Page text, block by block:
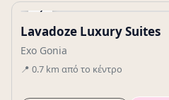
‹
Gallery
Lavadoze Luxury Suites
Exo Gonia
📍 0.7 km από το κέντρο